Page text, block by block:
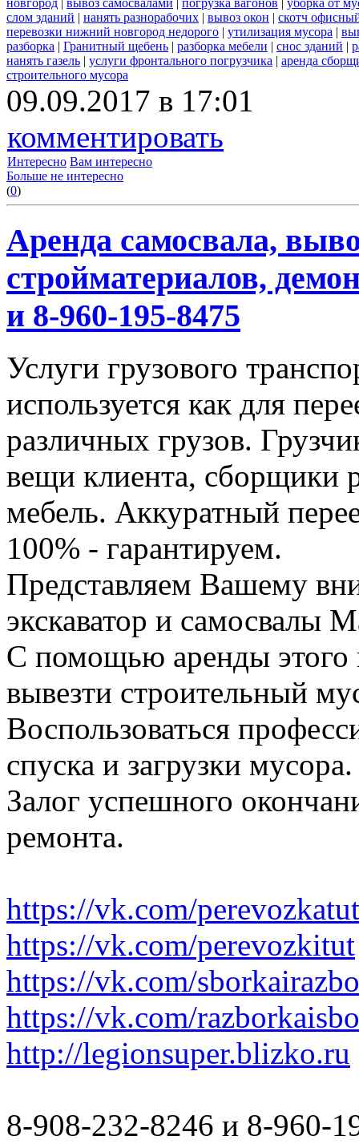
новгород вывоз самосвалами погрузка вагонов
уборка от
слом зданий | нанять разнорабочих | вывоз окон | скотч
перевозки нижний новгород недорого | утилизация мусора |
разборка | Гранитный щебень | разборка мебели | снос зданий |
нанять газель | услуги фронтального погрузчика | аренда
строительного мусора
09.09.2017 в 17:01
комментировать
Интересно Вам интересно
Больше не интересно
(0)
Аренда самосвала,
стройматериалов,
и 8-960-195-8475
Услуги грузового
используется как для
различных грузов.
вещи клиента, сборщики
мебель. Аккуратный
100% - гарантируем.
Представляем Вашему
экскаватор и самосвалы
С помощью аренды этого
вывезти строительный
Воспользоваться
спуска и загрузки мусора.
Залог успешного
ремонта.
https://vk.com/perevozkatut
https://vk.com/perevozkitut
https://vk.com/
https://vk.com/
http://legionsuper.blizko.ru
8-908-232-8246 и 8-960-